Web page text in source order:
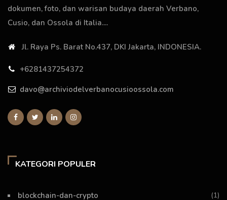
dokumen, foto, dan warisan budaya daerah Verbano,
Cusio, dan Ossola di Italia....
Jl. Raya Ps. Barat No.437, DKI Jakarta, INDONESIA.
+6281437254372
davo@archiviodelverbanocusioossola.com
KATEGORI POPULER
blockchain-dan-crypto (1)